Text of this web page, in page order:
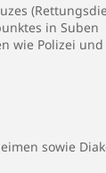
in Suben
wie Polizei
sowie